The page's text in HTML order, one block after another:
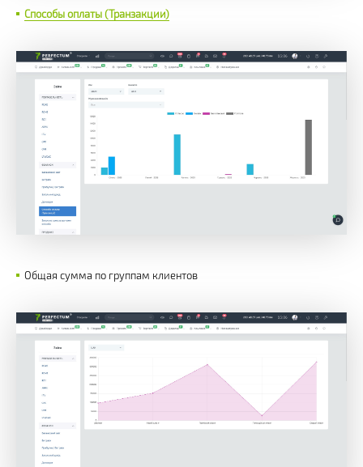
Способы оплаты (Транзакции)
Общая сумма по группам клиентов